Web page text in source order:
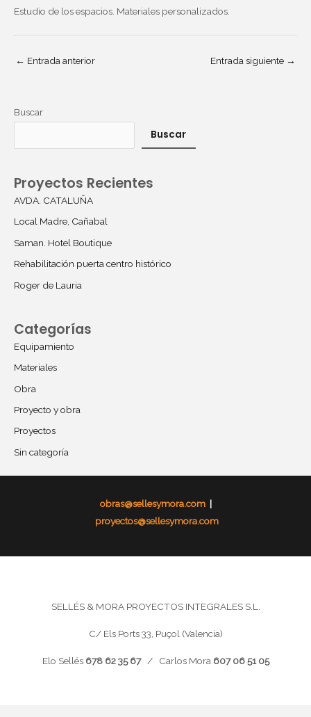
Estudio de los espacios. Materiales personalizados.
← Entrada anterior Entrada siguiente →
Buscar
Buscar
Proyectos Recientes
AVDA. CATALUÑA
Local Madre, Cañabal
Saman. Hotel Boutique
Rehabilitación puerta centro histórico
Roger de Lauria
Categorías
Equipamiento
Materiales
Obra
Proyecto y obra
Proyectos
Sin categoría
obras@sellesymora.com|
proyectos@sellesymora.com
SELLÉS & MORA PROYECTOS INTEGRALES S.L.
C/ Els Ports 33, Puçol (Valencia)
Elo Sellés 678 62 35 67/ Carlos Mora 607 06 51 05